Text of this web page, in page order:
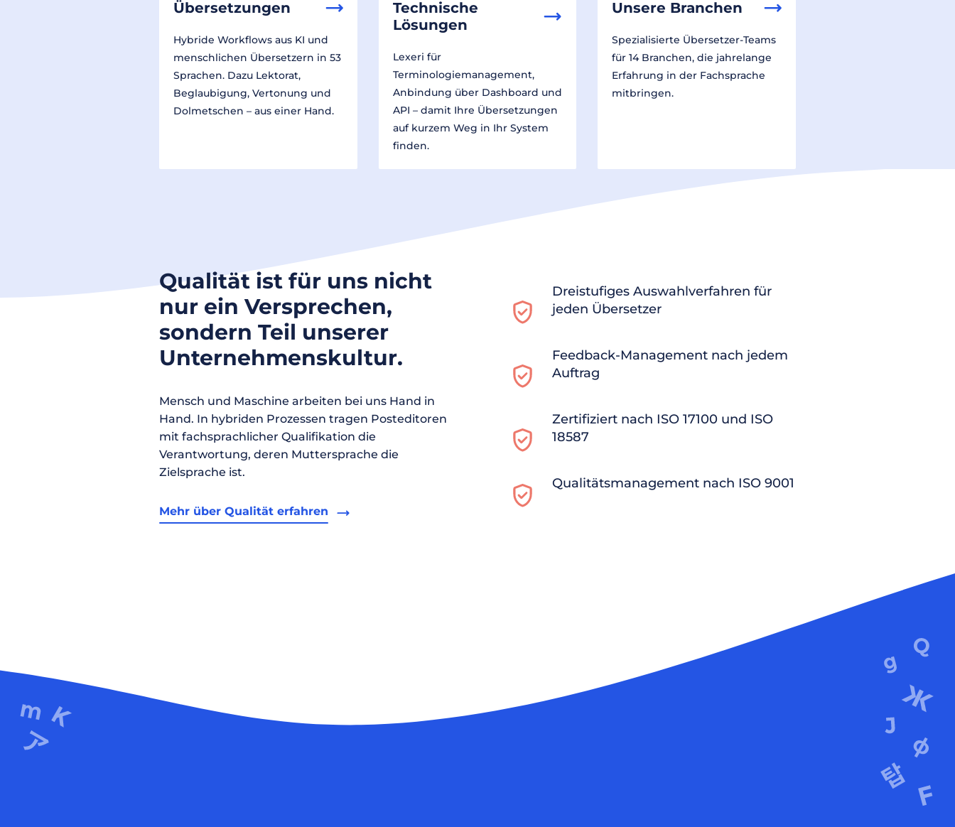
Übersetzungen
Hybride Workflows aus KI und
menschlichen Übersetzern in 53
Sprachen. Dazu Lektorat,
Beglaubigung, Vertonung und
Dolmetschen – aus einer Hand.
Technische
Lösungen
Lexeri für
Terminologiemanagement,
Anbindung über Dashboard und
API – damit Ihre Übersetzungen
auf kurzem Weg in Ihr System
finden.
Unsere Branchen
Spezialisierte Übersetzer-Teams
für 14 Branchen, die jahrelange
Erfahrung in der Fachsprache
mitbringen.
Qualität ist für uns nicht
nur ein Versprechen,
sondern Teil unserer
Unternehmenskultur.
Mensch und Maschine arbeiten bei uns Hand in
Hand. In hybriden Prozessen tragen Posteditoren
mit fachsprachlicher Qualifikation die
Verantwortung, deren Muttersprache die
Zielsprache ist.
Mehr über Qualität erfahren
Dreistufiges Auswahlverfahren für
jeden Übersetzer
Feedback-Management nach jedem
Auftrag
Zertifiziert nach ISO 17100 und ISO
18587
Qualitätsmanagement nach ISO 9001